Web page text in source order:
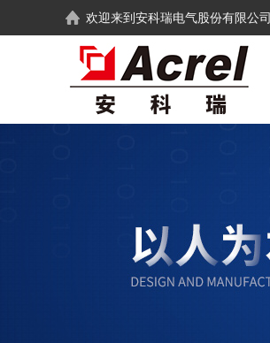
欢迎来到安科瑞电气股份有限公司